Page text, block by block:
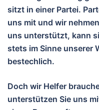
sitzt in einer Partei.
uns mit und wir
uns unterstützt, kann
stets im Sinne unserer
bestechlich.
Doch wir Helfer
unterstützen Sie uns